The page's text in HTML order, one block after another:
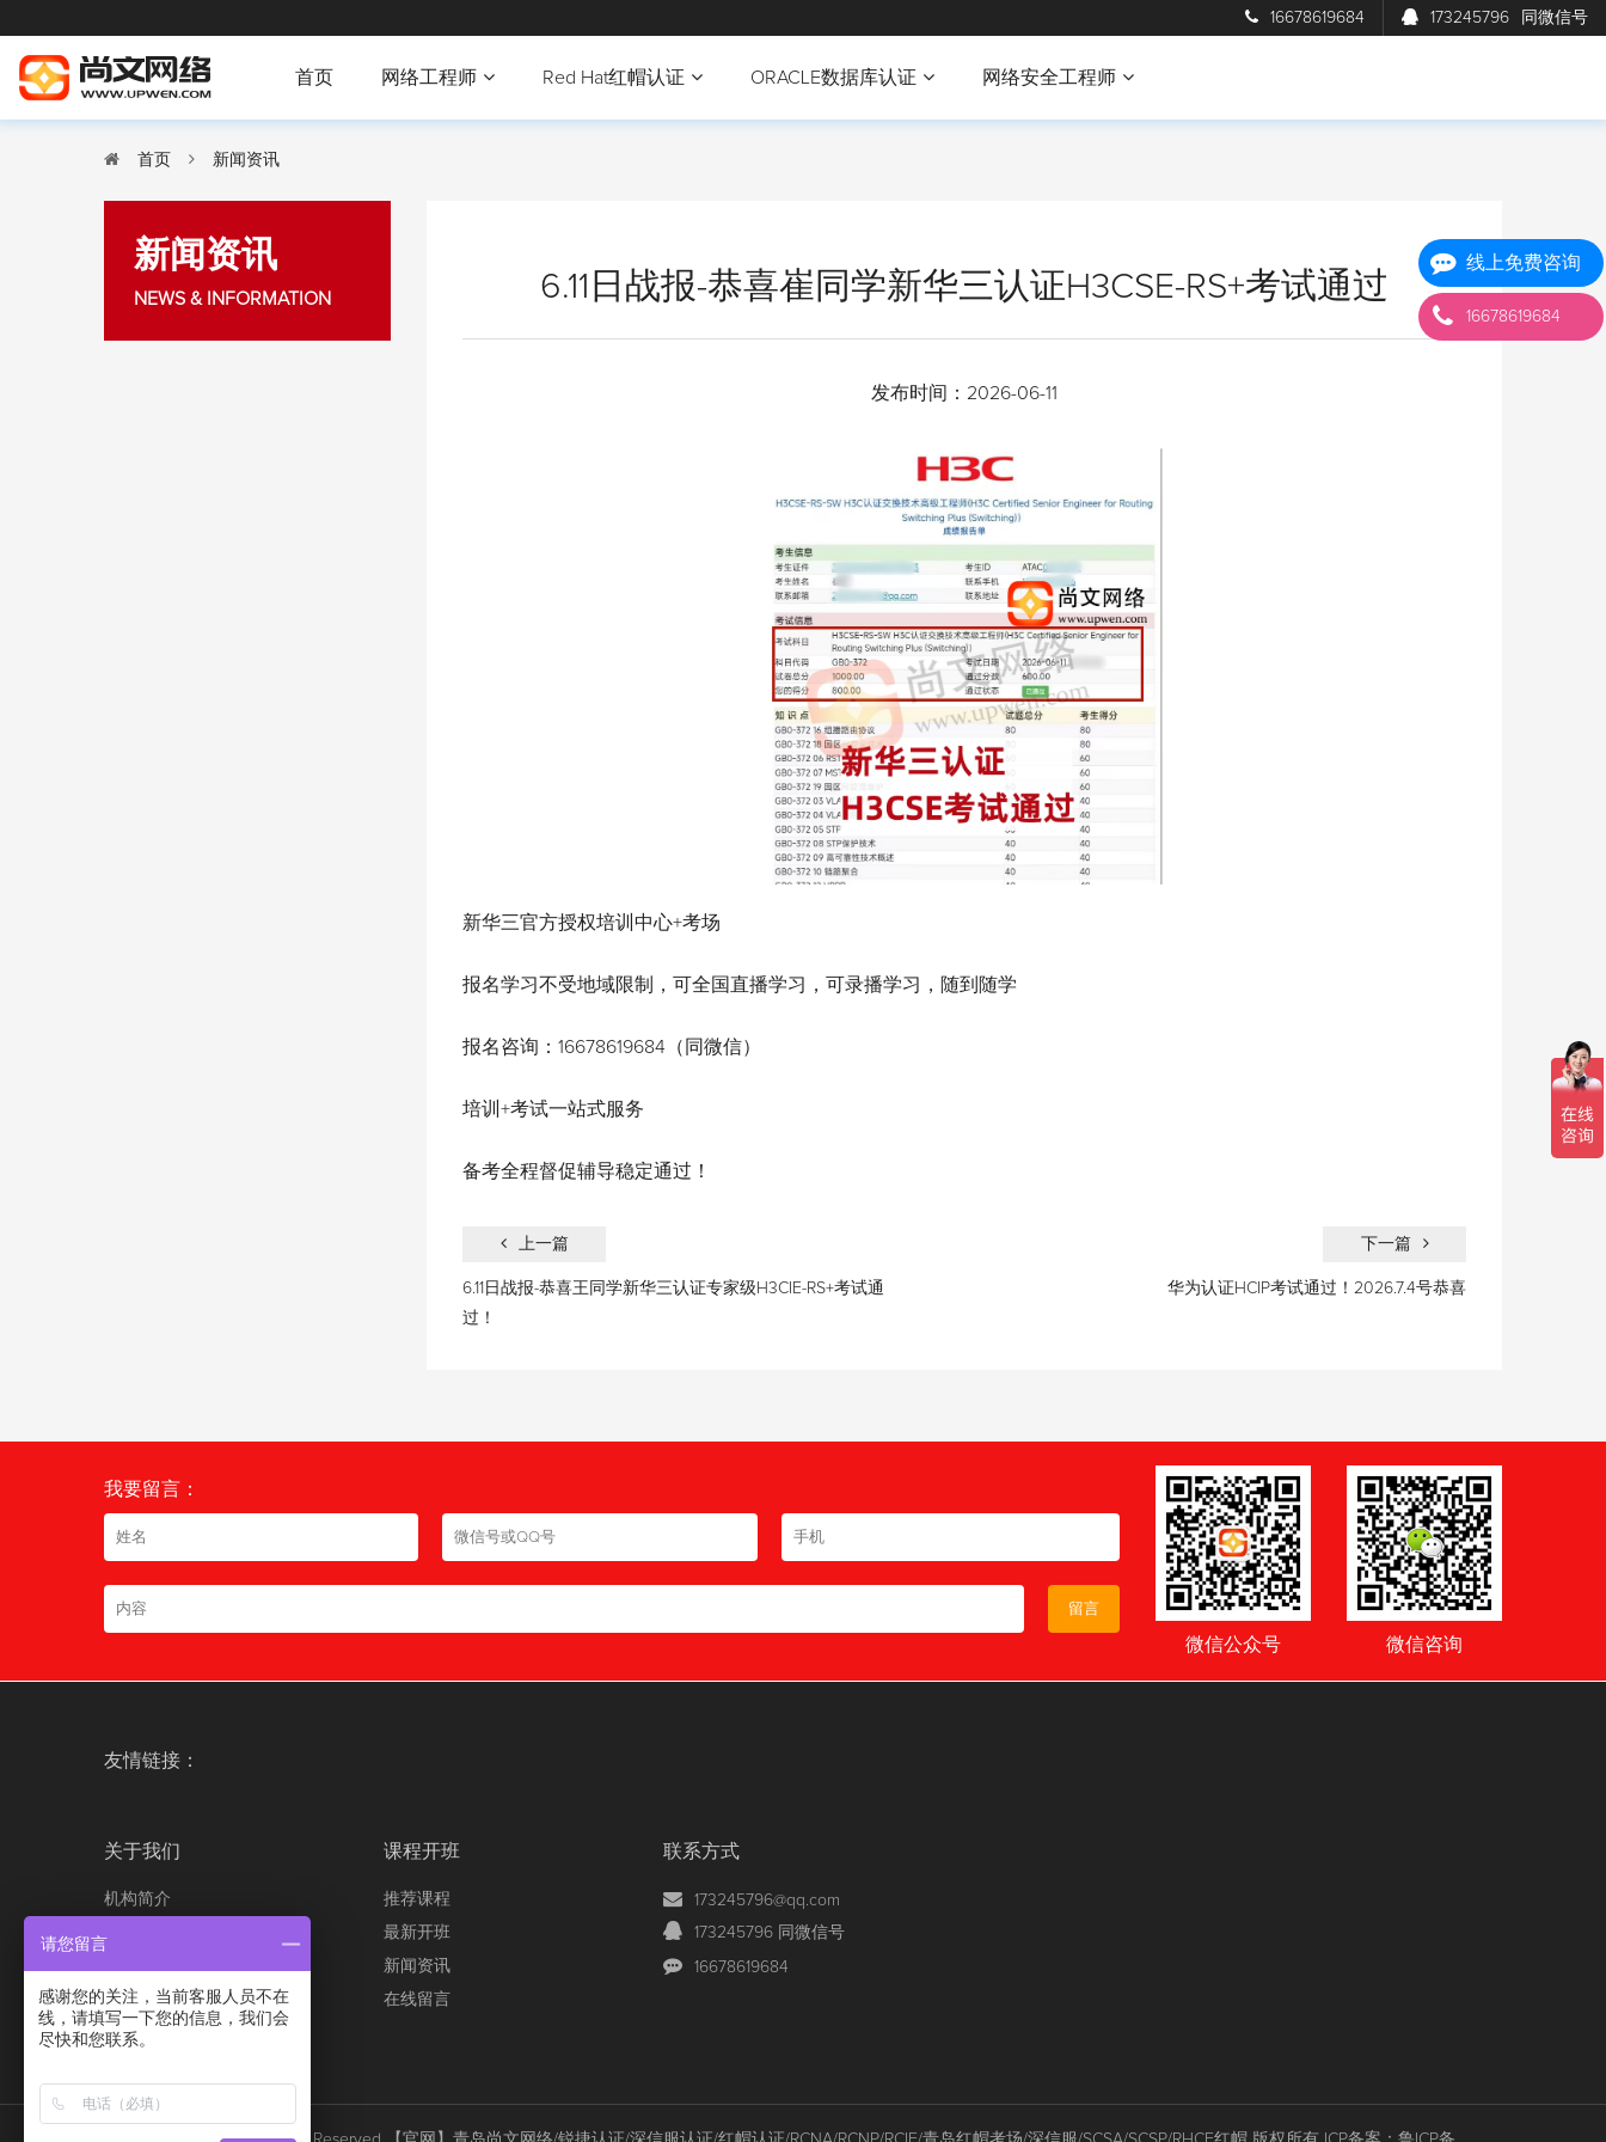
16678619684 173245796 同微信号
首页 网络工程师 Red Hat红帽认证 ORACLE数据库认证 网络安全工程师
首页 新闻资讯
新闻资讯
NEWS & INFORMATION 6.11日战报-恭喜崔同学新华三认证H3CSE-RS+考试通过
发布时间： 2026-06-11
新华三官方授权培训中心+考场
报名学习不受地域限制，可全国直播学习，可录播学习，随到随学
报名咨询：16678619684（同微信）
培训+考试一站式服务
备考全程督促辅导稳定通过！
上一篇
6.11日战报-恭喜王同学新华三认证专家级H3CIE-RS+考试通
过！
下一篇
华为认证HCIP考试通过！2026.7.4号恭喜
我要留言：
留言
微信公众号 微信咨询
友情链接：
关于我们
机构简介
联系我们
招贤纳士
课程开班
推荐课程
最新开班
新闻资讯
在线留言
联系方式
173245796@qq.com
173245796 同微信号
16678619684
线上免费咨询
16678619684
请您留言
感谢您的关注，当前客服人员不在
线，请填写一下您的信息，我们会
尽快和您联系。